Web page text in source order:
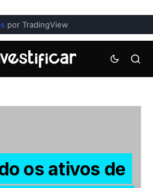
por TradingView
os ativos de